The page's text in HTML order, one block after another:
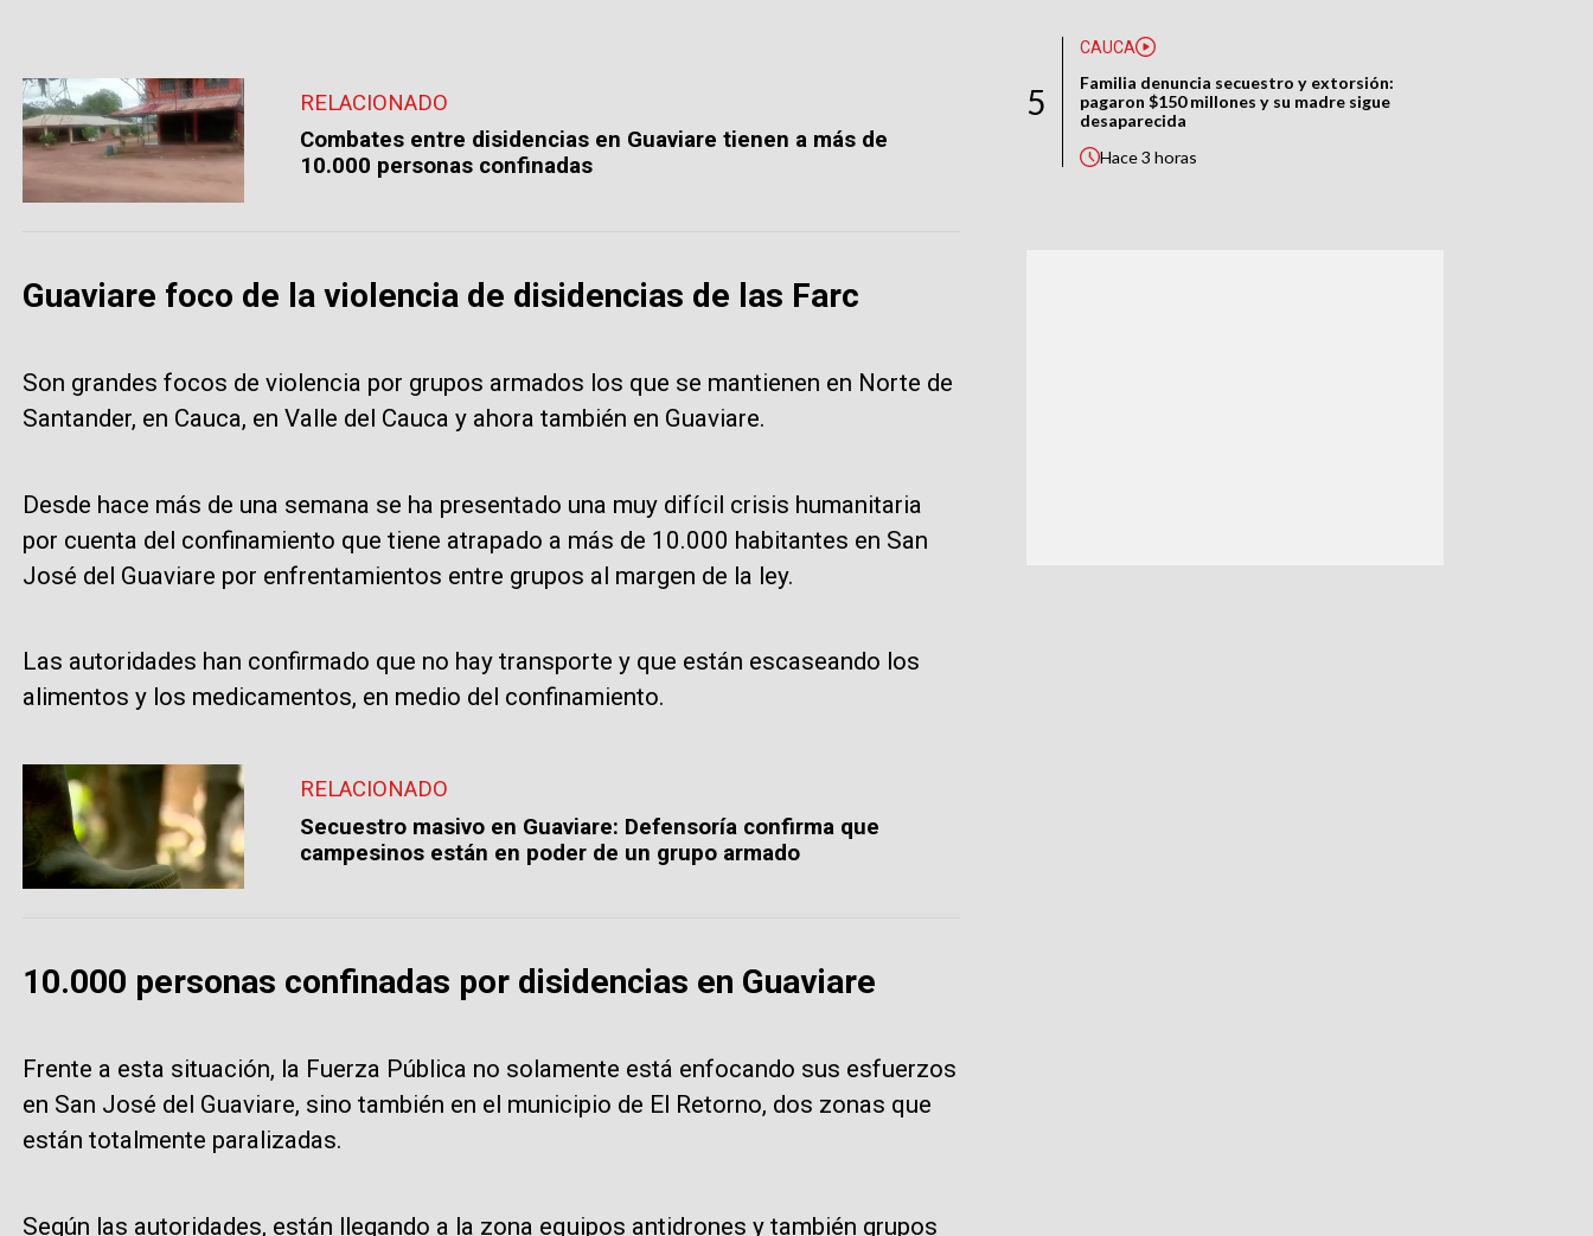
RELACIONADO
Combates entre disidencias en Guaviare tienen a más de
10.000 personas confinadas
Guaviare foco de la violencia de disidencias de las Farc
Son grandes focos de violencia por grupos armados los que se mantienen en Norte de
Santander, en Cauca, en Valle del Cauca y ahora también en Guaviare.
Desde hace más de una semana se ha presentado una muy difícil crisis humanitaria
por cuenta del confinamiento que tiene atrapado a más de 10.000 habitantes en San
José del Guaviare por enfrentamientos entre grupos al margen de la ley.
Las autoridades han confirmado que no hay transporte y que están escaseando los
alimentos y los medicamentos, en medio del confinamiento.
RELACIONADO
Secuestro masivo en Guaviare: Defensoría confirma que
campesinos están en poder de un grupo armado
10.000 personas confinadas por disidencias en Guaviare
Frente a esta situación, la Fuerza Pública no solamente está enfocando sus esfuerzos
en San José del Guaviare, sino también en el municipio de El Retorno, dos zonas que
están totalmente paralizadas.
Según las autoridades, están llegando a la zona equipos antidrones y también grupos
5
CAUCA
Familia denuncia secuestro y extorsión:
pagaron $150 millones y su madre sigue
desaparecida
Hace3 horas